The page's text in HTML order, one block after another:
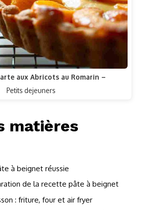
aux Abricots au Romarin –
Petits dejeuners
matières
à beignet réussie
de la recette pâte à beignet
: friture, four et air fryer